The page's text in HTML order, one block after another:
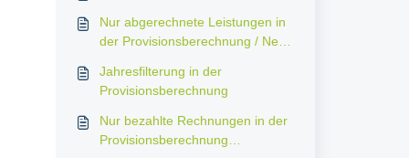
Nur abgerechnete Leistungen in
der Provisionsberechnung / Neue
Jahresfilterung in der
Provisionsberechnung
Nur bezahlte Rechnungen in der
Provisionsberechnung